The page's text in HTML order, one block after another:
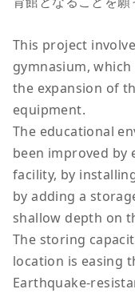
This project
gymnasium,
the expansion of
equipment.
The educational
been improved by
facility, by
by adding a
shallow depth on
The storing
location is easing
Earthquake-